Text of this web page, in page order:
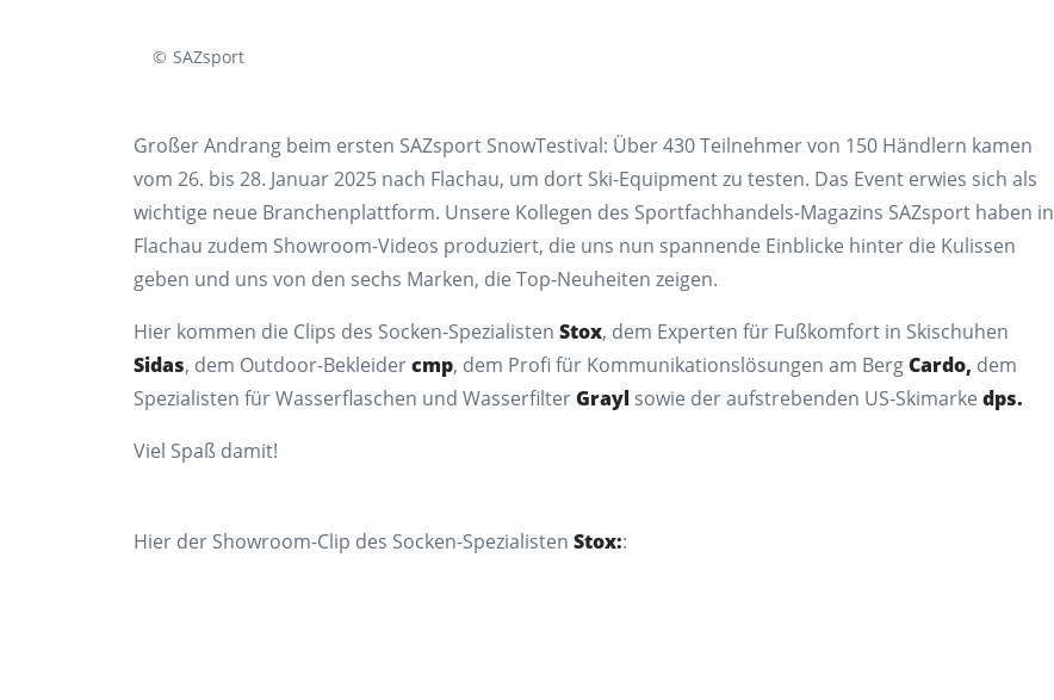
© SAZsport
Großer Andrang beim ersten SAZsport SnowTestival: Über 430 Teilnehmer von 150 Händlern kamen
vom 26. bis 28. Januar 2025 nach Flachau, um dort Ski-Equipment zu testen. Das Event erwies sich als
wichtige neue Branchenplattform. Unsere Kollegen des Sportfachhandels-Magazins SAZsport haben in
Flachau zudem Showroom-Videos produziert, die uns nun spannende Einblicke hinter die Kulissen
geben und uns von den sechs Marken, die Top-Neuheiten zeigen.
Hier kommen die Clips des Socken-Spezialisten Stox, dem Experten für Fußkomfort in Skischuhen
Sidas, dem Outdoor-Bekleidercmp, dem Profi für Kommunikationslösungen am BergCardo, dem
Spezialisten für Wasserflaschen und WasserfilterGrayl sowie der aufstrebenden US-Skimarke dps.
Viel Spaß damit!
Hier der Showroom-Clip des Socken-Spezialisten Stox::